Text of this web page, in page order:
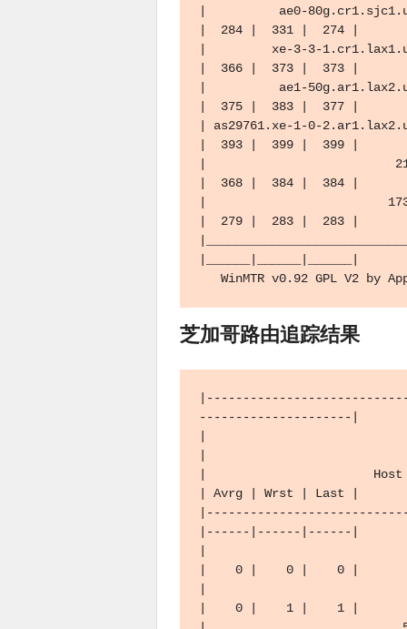
|          ae0-
|  284 |  331 |  274 |
|         xe-3-3-
|  366 |  373 |  373 |
|          ae1-
|  375 |  383 |  377 |
| as29761.xe-1-0-
|  393 |  399 |  399 |
|
|  368 |  384 |  384 |
|
|  279 |  283 |  283 |
WinMTR v0.92 GPL V2 by
芝加哥路由追踪结果
---------------------|
|                       Host
| Avrg | Wrst | Last |
|------|------|------|
|    0 |    0 |    0 |
|    0 |    1 |    1 |